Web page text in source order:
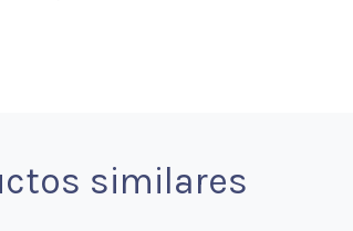
similares